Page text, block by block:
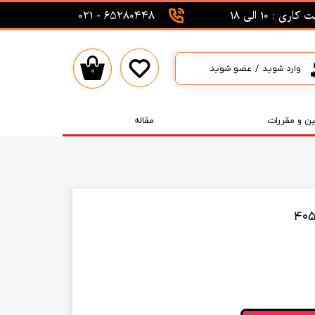
و مقررات مقاله
: 10 الی 18 65280448 - 021
۰ وارد شوید / عضو شوید
حساب کاربری من
تغییر گذر واژه